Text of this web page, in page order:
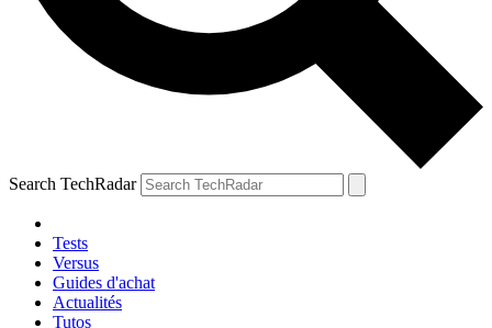
Search TechRadar
Tests
Versus
Guides d'achat
Actualités
Tutos